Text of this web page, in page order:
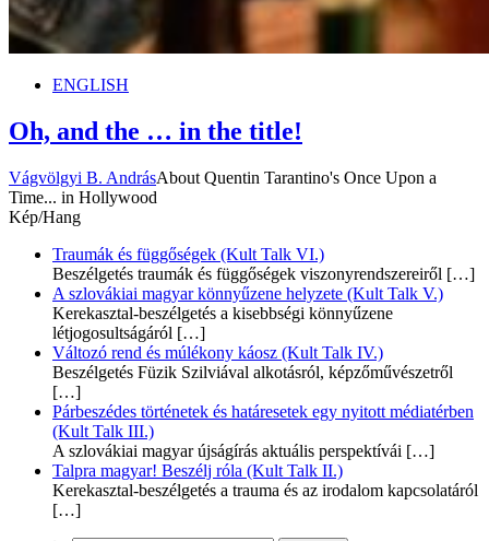
ENGLISH
Oh, and the … in the title!
Vágvölgyi B. AndrásAbout Quentin Tarantino's Once Upon a
Time... in Hollywood
Kép/Hang
Traumák és függőségek (Kult Talk VI.)
Beszélgetés traumák és függőségek viszonyrendszereiről […]
A szlovákiai magyar könnyűzene helyzete (Kult Talk V.)
Kerekasztal-beszélgetés a kisebbségi könnyűzene
létjogosultságáról […]
Változó rend és múlékony káosz (Kult Talk IV.)
Beszélgetés Füzik Szilviával alkotásról, képzőművészetről
[…]
Párbeszédes történetek és határesetek egy nyitott médiatérben
(Kult Talk III.)
A szlovákiai magyar újságírás aktuális perspektívái […]
Talpra magyar! Beszélj róla (Kult Talk II.)
Kerekasztal-beszélgetés a trauma és az irodalom kapcsolatáról
[…]